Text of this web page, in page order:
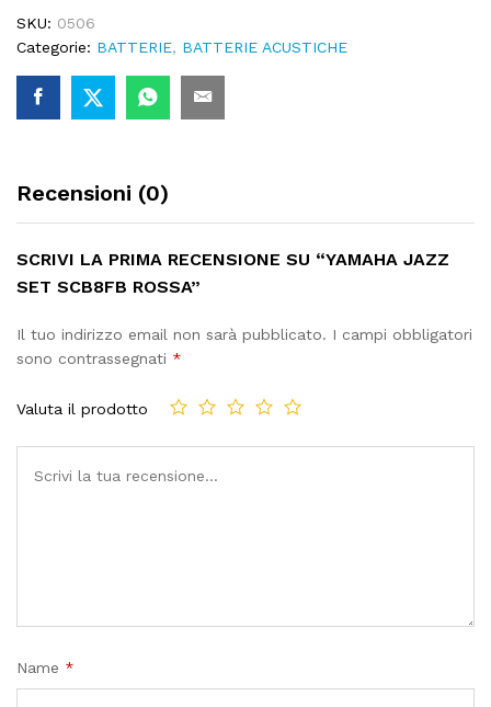
SKU: 0506
Categorie: BATTERIE, BATTERIE ACUSTICHE
Recensioni (0)
SCRIVI LA PRIMA RECENSIONE SU “YAMAHA JAZZ
SET SCB8FB ROSSA”
Il tuo indirizzo email non sarà pubblicato. I campi obbligatori
sono contrassegnati *
Valuta il prodotto
Name *